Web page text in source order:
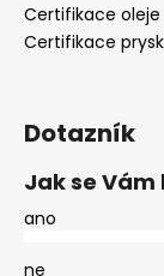
Certifikace oleje
Certifikace
Dotazník
Jak se
ano
ne